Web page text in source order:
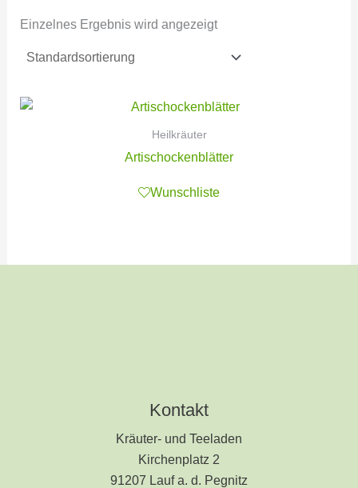
Einzelnes Ergebnis wird angezeigt
Heilkräuter
Artischockenblätter
Wunschliste
Kontakt
Kräuter- und Teeladen
Kirchenplatz 2
91207 Lauf a. d. Pegnitz